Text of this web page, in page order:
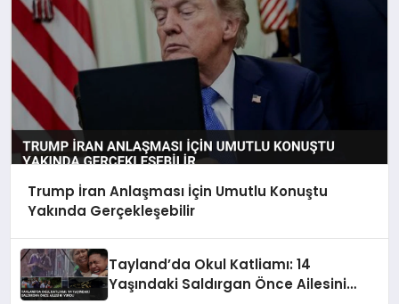
Trump İran Anlaşması İçin Umutlu Konuştu
Yakında Gerçekleşebilir
Tayland’da Okul Katliamı: 14
Yaşındaki Saldırgan Önce Ailesini